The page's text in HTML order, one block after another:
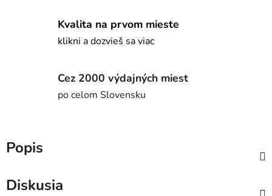
Kvalita na prvom mieste
klikni a dozvieš sa viac
Cez 2000 výdajných miest
po celom Slovensku
Popis
Diskusia